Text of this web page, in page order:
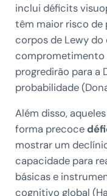
inclui déficits
têm maior risco de
corpos de Lewy
comprometimento
progredirão para a
probabilidade
Além disso,
forma precoce
mostrar um
capacidade para
básicas e
cognitivo global